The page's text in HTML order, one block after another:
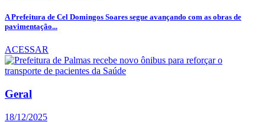
A Prefeitura de Cel Domingos Soares segue avançando com as obras de
pavimentação...
ACESSAR
Geral
18/12/2025